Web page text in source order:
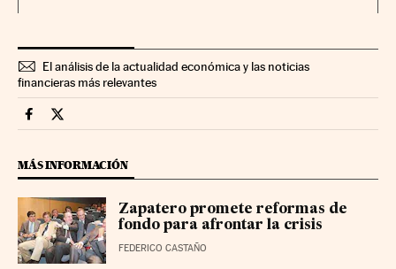
El análisis de la actualidad económica y las noticias
financieras más relevantes
Economia Cinco Días en Facebook
Economia Cinco Días en Twitter
MÁS INFORMACIÓN
Zapatero promete reformas de
fondo para afrontar la crisis
FEDERICO CASTAÑO